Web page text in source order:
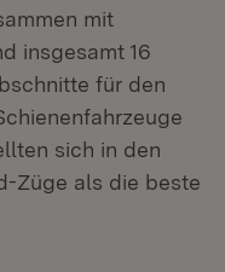
mit
insgesamt 16
für den
sich in den
Züge als die beste